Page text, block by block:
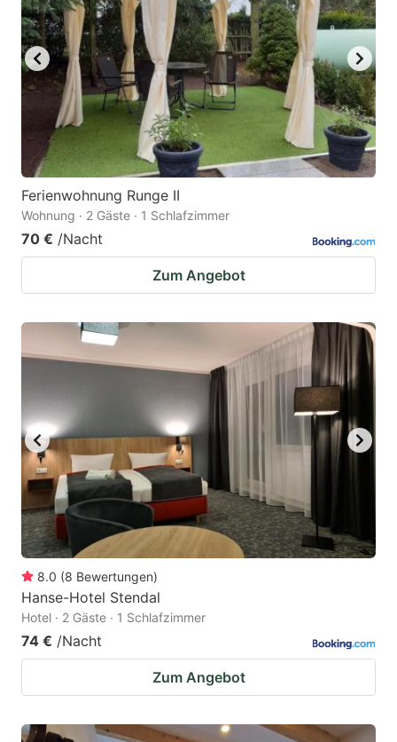
Ferienwohnung Runge II
Wohnung · 2 Gäste · 1 Schlafzimmer
70 € /Nacht
Zum Angebot
8.0 (8 Bewertungen)
Hanse-Hotel Stendal
Hotel · 2 Gäste · 1 Schlafzimmer
74 € /Nacht
Zum Angebot